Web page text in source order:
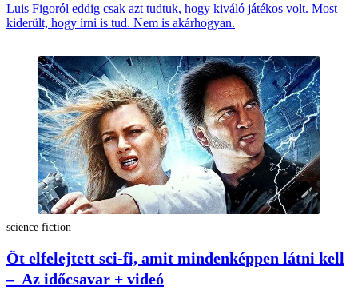
Luis Figoról eddig csak azt tudtuk, hogy kiváló játékos volt. Most
kiderült, hogy írni is tud. Nem is akárhogyan.
science fiction
Öt elfelejtett sci-fi, amit mindenképpen látni kell
– Az időcsavar + videó